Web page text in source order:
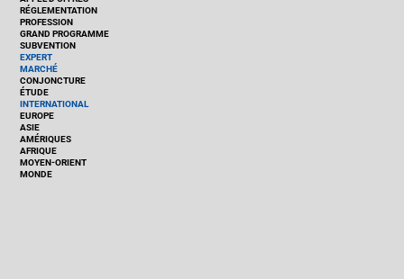
RÉGLEMENTATION
PROFESSION
GRAND PROGRAMME
SUBVENTION
EXPERT
MARCHÉ
CONJONCTURE
ÉTUDE
INTERNATIONAL
EUROPE
ASIE
AMÉRIQUES
AFRIQUE
MOYEN-ORIENT
MONDE